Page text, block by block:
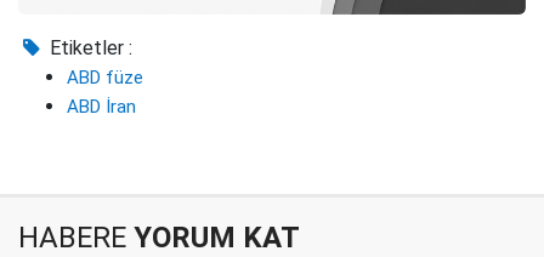
Etiketler :
ABD füze
ABD İran
HABERE YORUM KAT